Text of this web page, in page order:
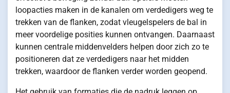
loopacties maken in de kanalen om verdedigers weg te
trekken van de flanken, zodat vleugelspelers de bal in
meer voordelige posities kunnen ontvangen. Daarnaast
kunnen centrale middenvelders helpen door zich zo te
positioneren dat ze verdedigers naar het midden
trekken, waardoor de flanken verder worden geopend.